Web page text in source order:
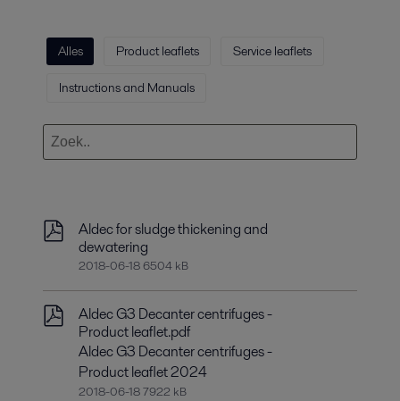
Alles Product leaflets Service leaflets
Instructions and Manuals
Aldec for sludge thickening and
dewatering
2018-06-18 6504 kB
Aldec G3 Decanter centrifuges -
Product leaflet.pdf
Aldec G3 Decanter centrifuges -
Product leaflet 2024
2018-06-18 7922 kB